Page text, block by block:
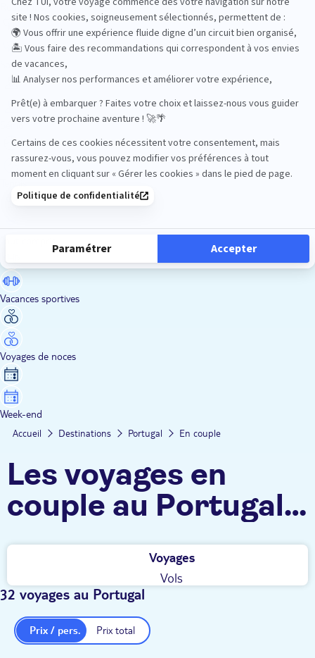
Road Trips
Safari
Sénior
Vacances sportives
Voyages de noces
Week-end
Accueil Destinations Portugal En couple
Les voyages en
couple au Portugal
TUI
Voyages
Vols
32 voyages au Portugal
Prix total
Prix / pers.